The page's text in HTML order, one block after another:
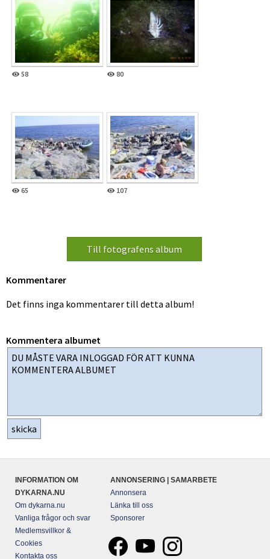
58 80
65 107
Kommentarer
Det finns inga kommentarer till detta album!
Kommentera albumet
INFORMATION OM
DYKARNA.NU
Om dykarna.nu
Vanliga frågor och svar
Medlemsvillkor &
Cookies
Kontakta oss
ANNONSERING | SAMARBETE
Annonsera
Länka till oss
Sponsorer